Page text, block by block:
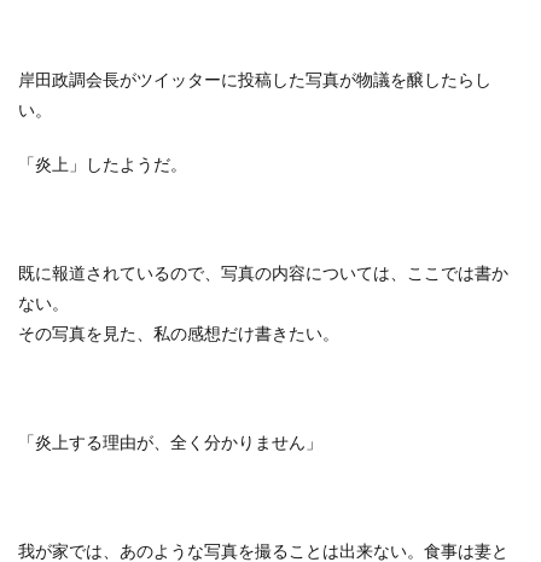
岸田政調会長がツイッターに投稿した写真が物議を醸したらし
い。
「炎上」したようだ。
既に報道されているので、写真の内容については、ここでは書か
ない。
その写真を見た、私の感想だけ書きたい。
「炎上する理由が、全く分かりません」
我が家では、あのような写真を撮ることは出来ない。食事は妻と